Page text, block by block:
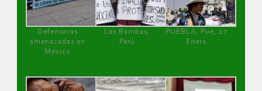
Defensoras
amenazadas en
México
Las Bambas,
Perú
PUEBLA, Pue, 27
Enero